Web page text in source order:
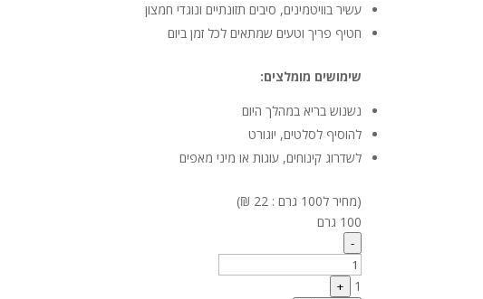
עשיר בוויטמינים, סיבים תזונתיים ונוגדי חמצון
חטיף פריך וטעים שמתאים לכל זמן ביום
שימושים מומלצים:
נשנוש בריא במהלך היום
להוסיף לסלטים, יוגורט
לשדרוג קינוחים, עוגות או מיני מאפים
(מחיר ל100 גרם : 22 ₪)
100 גרם
Quantity
-
1
+